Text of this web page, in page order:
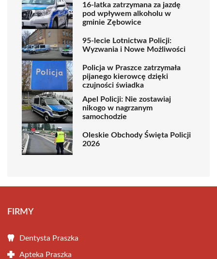
16-latka zatrzymana za jazdę
pod wpływem alkoholu w
gminie Zębowice
95-lecie Lotnictwa Policji:
Wyzwania i Nowe Możliwości
Policja w Praszce zatrzymała
pijanego kierowcę dzięki
czujności świadka
Apel Policji: Nie zostawiaj
nikogo w nagrzanym
samochodzie
Oleskie Obchody Święta Policji
2026
FIRMY
Dentysta Praszka
Apteka Praszka